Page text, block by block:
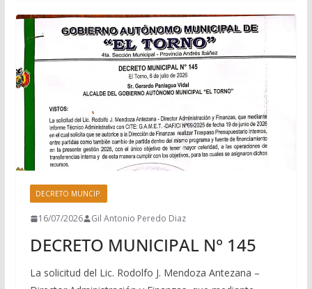
DECRETO MUNCIP.
16/07/2026 Gil Antonio Peredo Diaz
DECRETO MUNICIPAL N° 145
La solicitud del Lic. Rodolfo J. Mendoza Antezana –